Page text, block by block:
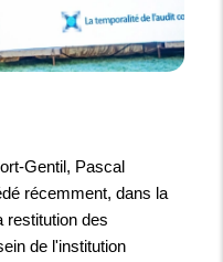
Gentil, Pascal
récemment, dans la
restitution des
de l'institution